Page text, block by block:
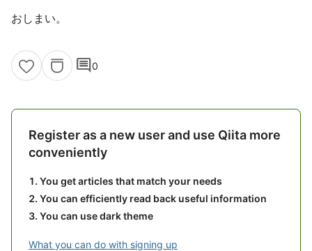
おしまい。
comment0
Register as a new user and use Qiita more
conveniently
You get articles that match your needs
You can efficiently read back useful information
You can use dark theme
What you can do with signing up